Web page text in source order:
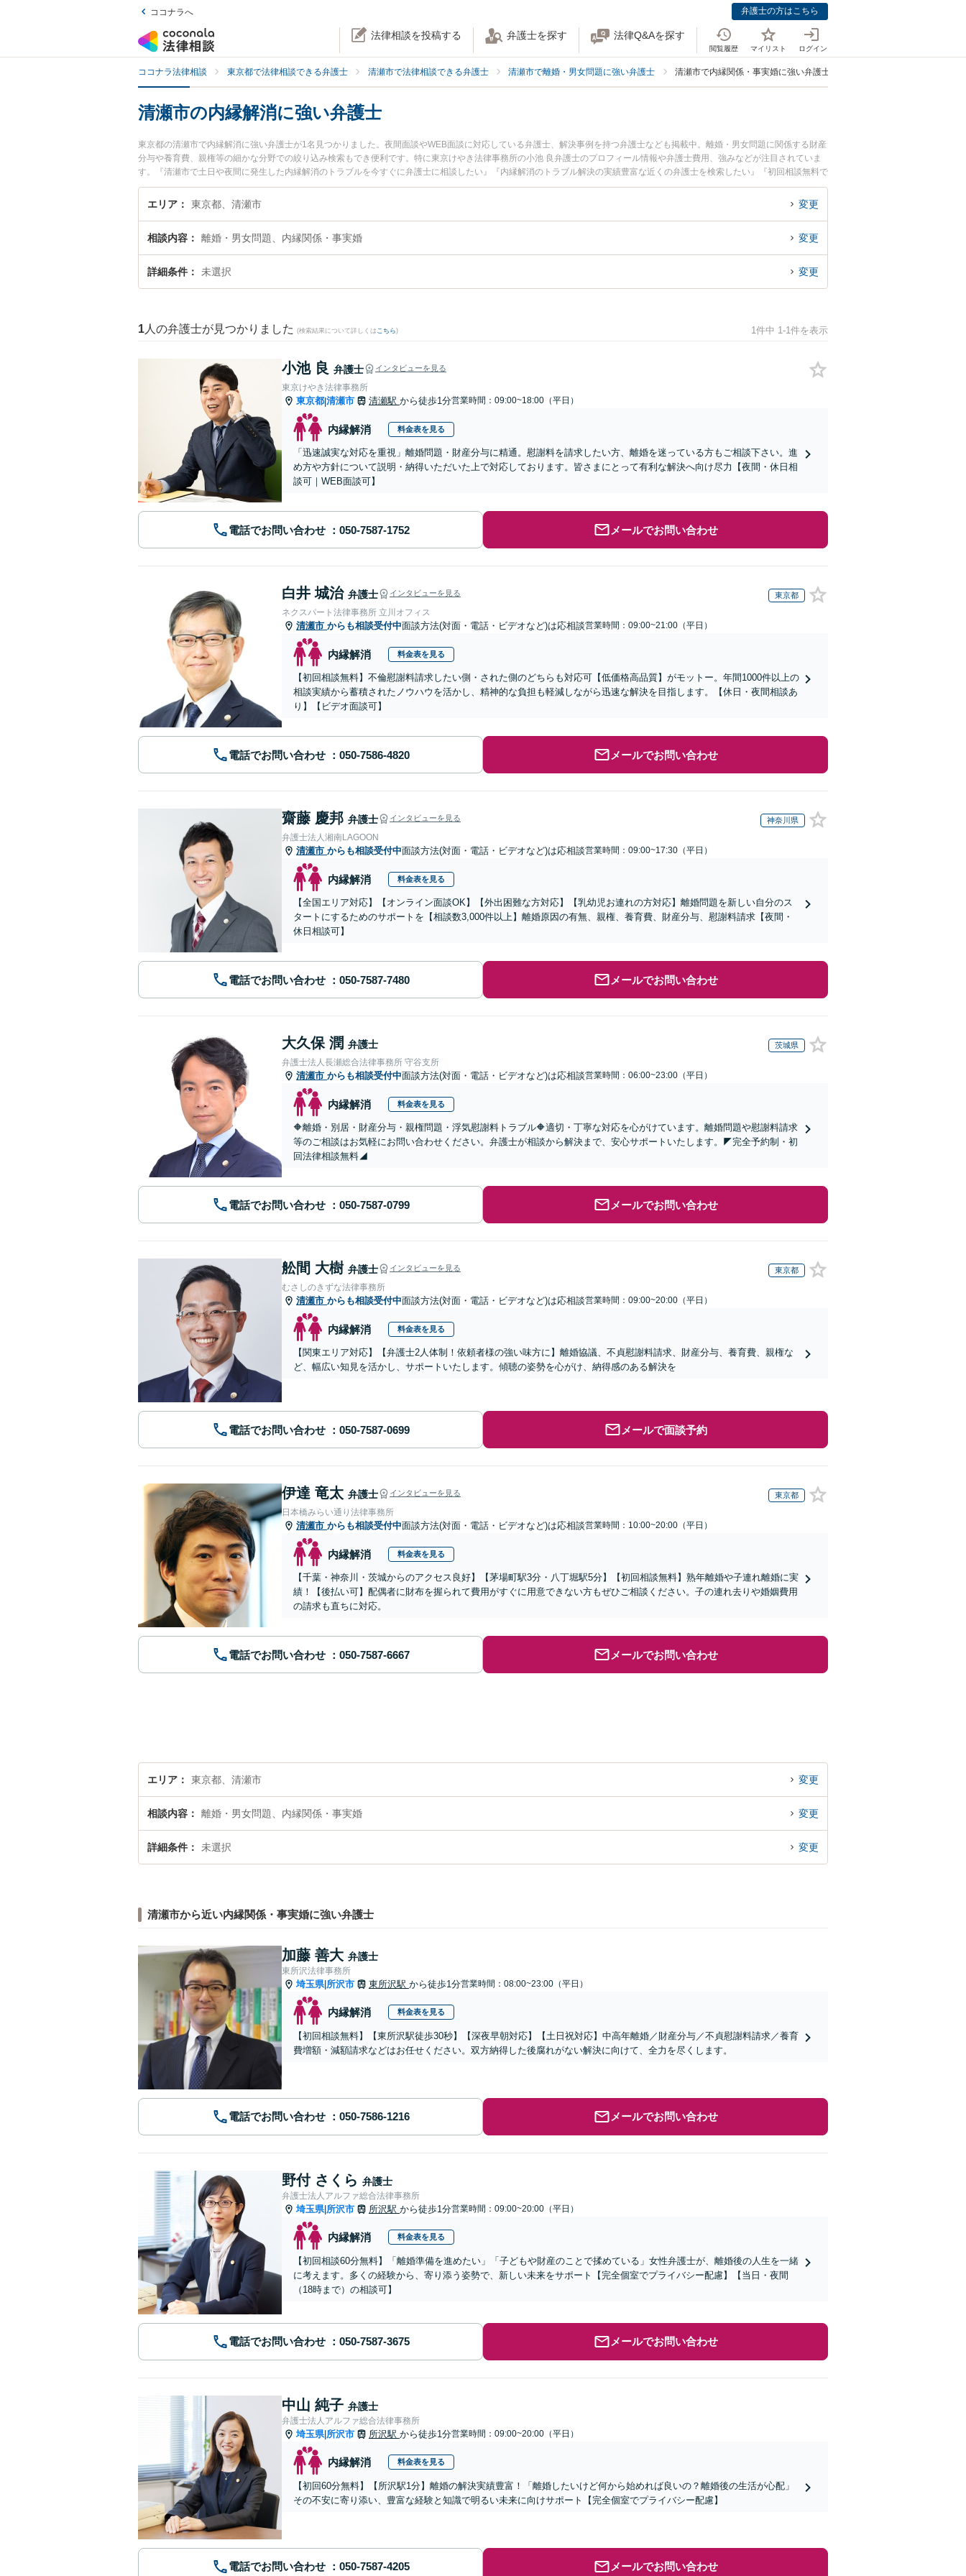
ココナラへ 弁護士の方はこちら
法律相談を投稿する 弁護士を探す 法律Q&Aを探す
閲覧履歴 マイリスト ログイン
ココナラ法律相談 東京都で法律相談できる弁護士 清瀬市で法律相談できる弁護士 清瀬市で離婚・男女問題に強い弁護士 清瀬市で内縁関係・事実婚に強い弁護士
清瀬市の内縁解消に強い弁護士
東京都の清瀬市で内縁解消に強い弁護士が1名見つかりました。夜間面談やWEB面談に対応している弁護士、解決事例を持つ弁護士なども掲載中。離婚・男女問題に関係する財産
分与や養育費、親権等の細かな分野での絞り込み検索もでき便利です。特に東京けやき法律事務所の小池 良弁護士のプロフィール情報や弁護士費用、強みなどが注目されていま
す。『清瀬市で土日や夜間に発生した内縁解消のトラブルを今すぐに弁護士に相談したい』『内縁解消のトラブル解決の実績豊富な近くの弁護士を検索したい』『初回相談無料で
内縁解消を法律相談できる清瀬市内の弁護士に相談予約したい』などでお困りの相談者さんにおすすめです。
エリア 東京都、清瀬市 変更
相談内容 離婚・男女問題、内縁関係・事実婚 変更
詳細条件 未選択 変更
1 人の弁護士が見つかりました (検索結果について詳しくは こちら) 1件中 1-1件を表示
小池 良 弁護士 インタビューを見る
東京けやき法律事務所
東京都|清瀬市 清瀬駅 から徒歩1分営業時間：09:00~18:00（平日）
内縁解消 料金表を見る
「迅速誠実な対応を重視」離婚問題・財産分与に精通。慰謝料を請求したい方、離婚を迷っている方もご相談下さい。進
め方や方針について説明・納得いただいた上で対応しております。皆さまにとって有利な解決へ向け尽力【夜間・休日相
談可｜WEB面談可】
電話でお問い合わせ メールでお問い合わせ
白井 城治 弁護士 インタビューを見る 東京都
ネクスパート法律事務所 立川オフィス
清瀬市 からも相談受付中面談方法(対面・電話・ビデオなど)は応相談営業時間：09:00~21:00（平日）
内縁解消 料金表を見る
【初回相談無料】不倫慰謝料請求したい側・された側のどちらも対応可【低価格高品質】がモットー。年間1000件以上の
相談実績から蓄積されたノウハウを活かし、精神的な負担も軽減しながら迅速な解決を目指します。【休日・夜間相談あ
り】【ビデオ面談可】
電話でお問い合わせ メールでお問い合わせ
齋藤 慶邦 弁護士 インタビューを見る 神奈川県
弁護士法人湘南LAGOON
清瀬市 からも相談受付中面談方法(対面・電話・ビデオなど)は応相談営業時間：09:00~17:30（平日）
内縁解消 料金表を見る
【全国エリア対応】【オンライン面談OK】【外出困難な方対応】【乳幼児お連れの方対応】離婚問題を新しい自分のス
タートにするためのサポートを【相談数3,000件以上】離婚原因の有無、親権、養育費、財産分与、慰謝料請求【夜間・
休日相談可】
電話でお問い合わせ メールでお問い合わせ
大久保 潤 弁護士 茨城県
弁護士法人長瀬総合法律事務所 守谷支所
清瀬市 からも相談受付中面談方法(対面・電話・ビデオなど)は応相談営業時間：06:00~23:00（平日）
内縁解消 料金表を見る
🔶離婚・別居・財産分与・親権問題・浮気慰謝料トラブル🔶適切・丁寧な対応を心がけています。離婚問題や慰謝料請求
等のご相談はお気軽にお問い合わせください。弁護士が相談から解決まで、安心サポートいたします。◤完全予約制・初
回法律相談無料◢
電話でお問い合わせ メールでお問い合わせ
舩間 大樹 弁護士 インタビューを見る 東京都
むさしのきずな法律事務所
清瀬市 からも相談受付中面談方法(対面・電話・ビデオなど)は応相談営業時間：09:00~20:00（平日）
内縁解消 料金表を見る
【関東エリア対応】【弁護士2人体制！依頼者様の強い味方に】離婚協議、不貞慰謝料請求、財産分与、養育費、親権な
ど、幅広い知見を活かし、サポートいたします。傾聴の姿勢を心がけ、納得感のある解決を
電話でお問い合わせ メールで面談予約
伊達 竜太 弁護士 インタビューを見る 東京都
日本橋みらい通り法律事務所
清瀬市 からも相談受付中面談方法(対面・電話・ビデオなど)は応相談営業時間：10:00~20:00（平日）
内縁解消 料金表を見る
【千葉・神奈川・茨城からのアクセス良好】【茅場町駅3分・八丁堀駅5分】【初回相談無料】熟年離婚や子連れ離婚に実
績！【後払い可】配偶者に財布を握られて費用がすぐに用意できない方もぜひご相談ください。子の連れ去りや婚姻費用
の請求も直ちに対応。
電話でお問い合わせ メールでお問い合わせ
エリア 東京都、清瀬市 変更
相談内容 離婚・男女問題、内縁関係・事実婚 変更
詳細条件 未選択 変更
清瀬市から近い内縁関係・事実婚に強い弁護士
加藤 善大 弁護士
東所沢法律事務所
埼玉県| 所沢市 東所沢駅 から徒歩1分営業時間：08:00~23:00（平日）
内縁解消 料金表を見る
【初回相談無料】【東所沢駅徒歩30秒】【深夜早朝対応】【土日祝対応】中高年離婚／財産分与／不貞慰謝料請求／養育
費増額・減額請求などはお任せください。双方納得した後腐れがない解決に向けて、全力を尽くします。
電話でお問い合わせ メールでお問い合わせ
野付 さくら 弁護士
弁護士法人アルファ総合法律事務所
埼玉県| 所沢市 所沢駅 から徒歩1分営業時間：09:00~20:00（平日）
内縁解消 料金表を見る
【初回相談60分無料】「離婚準備を進めたい」「子どもや財産のことで揉めている」女性弁護士が、離婚後の人生を一緒
に考えます。多くの経験から、寄り添う姿勢で、新しい未来をサポート【完全個室でプライバシー配慮】【当日・夜間
（18時まで）の相談可】
電話でお問い合わせ メールでお問い合わせ
中山 純子 弁護士
弁護士法人アルファ総合法律事務所
埼玉県| 所沢市 所沢駅 から徒歩1分営業時間：09:00~20:00（平日）
内縁解消 料金表を見る
【初回60分無料】【所沢駅1分】離婚の解決実績豊富！「離婚したいけど何から始めれば良いの？離婚後の生活が心配」
その不安に寄り添い、豊富な経験と知識で明るい未来に向けサポート【完全個室でプライバシー配慮】
電話でお問い合わせ メールでお問い合わせ